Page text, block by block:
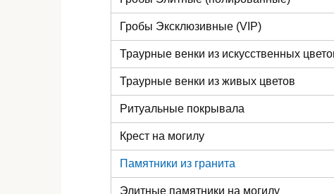
Гробы Эксклюзивные (VIP)
Траурные венки из искусственных
Траурные венки из живых цветов
Ритуальные покрывала
Крест на могилу
Памятники из гранита
Элитные памятники на могилу